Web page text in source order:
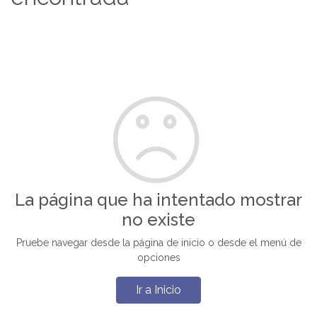
La página que ha intentado mostrar
no existe
Pruebe navegar desde la página de inicio o desde el menú de
opciones
Ir a Inicio